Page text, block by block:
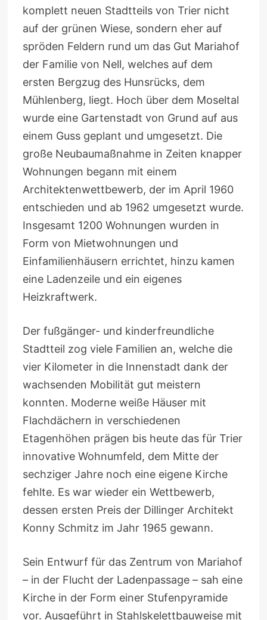
komplett neuen Stadtteils von Trier nicht
auf der grünen Wiese, sondern eher auf
spröden Feldern rund um das Gut Mariahof
der Familie von Nell, welches auf dem
ersten Bergzug des Hunsrücks, dem
Mühlenberg, liegt. Hoch über dem Moseltal
wurde eine Gartenstadt von Grund auf aus
einem Guss geplant und umgesetzt. Die
große Neubaumaßnahme in Zeiten knapper
Wohnungen begann mit einem
Architektenwettbewerb, der im April 1960
entschieden und ab 1962 umgesetzt wurde.
Insgesamt 1200 Wohnungen wurden in
Form von Mietwohnungen und
Einfamilienhäusern errichtet, hinzu kamen
eine Ladenzeile und ein eigenes
Heizkraftwerk.
Der fußgänger- und kinderfreundliche
Stadtteil zog viele Familien an, welche die
vier Kilometer in die Innenstadt dank der
wachsenden Mobilität gut meistern
konnten. Moderne weiße Häuser mit
Flachdächern in verschiedenen
Etagenhöhen prägen bis heute das für Trier
innovative Wohnumfeld, dem Mitte der
sechziger Jahre noch eine eigene Kirche
fehlte. Es war wieder ein Wettbewerb,
dessen ersten Preis der Dillinger Architekt
Konny Schmitz im Jahr 1965 gewann.
Sein Entwurf für das Zentrum von Mariahof
– in der Flucht der Ladenpassage – sah eine
Kirche in der Form einer Stufenpyramide
vor. Ausgeführt in Stahlskelettbauweise mit